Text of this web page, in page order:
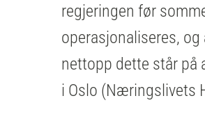
regjeringen før
operasjonaliseres,
nettopp dette står på
i Oslo (Næringslivets